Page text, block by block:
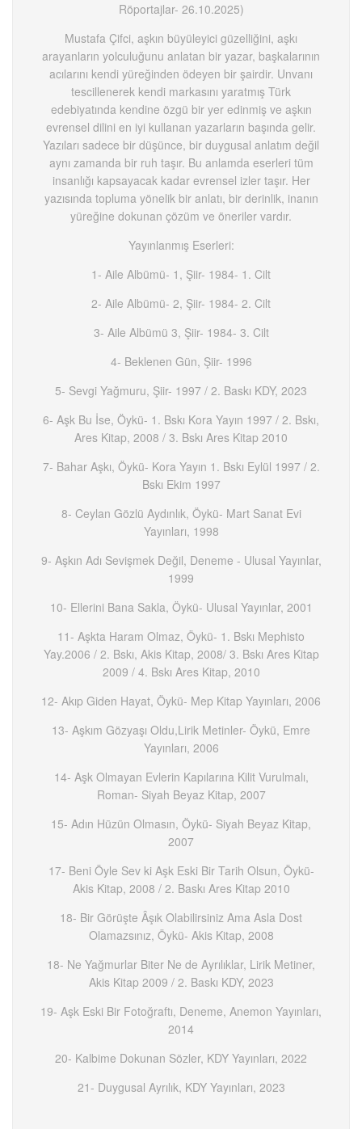
Röportajlar- 26.10.2025)
Mustafa Çifci, aşkın büyüleyici güzelliğini, aşkı
arayanların yolculuğunu anlatan bir yazar, başkalarının
acılarını kendi yüreğinden ödeyen bir şairdir. Unvanı
tescillenerek kendi markasını yaratmış Türk
edebiyatında kendine özgü bir yer edinmiş ve aşkın
evrensel dilini en iyi kullanan yazarların başında gelir.
Yazıları sadece bir düşünce, bir duygusal anlatım değil
aynı zamanda bir ruh taşır. Bu anlamda eserleri tüm
insanlığı kapsayacak kadar evrensel izler taşır. Her
yazısında topluma yönelik bir anlatı, bir derinlik, inanın
yüreğine dokunan çözüm ve öneriler vardır.
Yayınlanmış Eserleri:
1- Aile Albümü- 1, Şiir- 1984- 1. Cilt
2- Aile Albümü- 2, Şiir- 1984- 2. Cilt
3- Aile Albümü 3, Şiir- 1984- 3. Cilt
4- Beklenen Gün, Şiir- 1996
5- Sevgi Yağmuru, Şiir- 1997 / 2. Baskı KDY, 2023
6- Aşk Bu İse, Öykü- 1. Bskı Kora Yayın 1997 / 2. Bskı,
Ares Kitap, 2008 / 3. Bskı Ares Kitap 2010
7- Bahar Aşkı, Öykü- Kora Yayın 1. Bskı Eylül 1997 / 2.
Bskı Ekim 1997
8- Ceylan Gözlü Aydınlık, Öykü- Mart Sanat Evi
Yayınları, 1998
9- Aşkın Adı Sevişmek Değil, Deneme - Ulusal Yayınlar,
1999
10- Ellerini Bana Sakla, Öykü- Ulusal Yayınlar, 2001
11- Aşkta Haram Olmaz, Öykü- 1. Bskı Mephisto
Yay.2006 / 2. Bskı, Akis Kitap, 2008/ 3. Bskı Ares Kitap
2009 / 4. Bskı Ares Kitap, 2010
12- Akıp Giden Hayat, Öykü- Mep Kitap Yayınları, 2006
13- Aşkım Gözyaşı Oldu,Lirik Metinler- Öykü, Emre
Yayınları, 2006
14- Aşk Olmayan Evlerin Kapılarına Kilit Vurulmalı,
Roman- Siyah Beyaz Kitap, 2007
15- Adın Hüzün Olmasın, Öykü- Siyah Beyaz Kitap,
2007
17- Beni Öyle Sev ki Aşk Eski Bir Tarih Olsun, Öykü-
Akis Kitap, 2008 / 2. Baskı Ares Kitap 2010
18- Bir Görüşte Âşık Olabilirsiniz Ama Asla Dost
Olamazsınız, Öykü- Akis Kitap, 2008
18- Ne Yağmurlar Biter Ne de Ayrılıklar, Lirik Metiner,
Akis Kitap 2009 / 2. Baskı KDY, 2023
19- Aşk Eski Bir Fotoğraftı, Deneme, Anemon Yayınları,
2014
20- Kalbime Dokunan Sözler, KDY Yayınları, 2022
21- Duygusal Ayrılık, KDY Yayınları, 2023